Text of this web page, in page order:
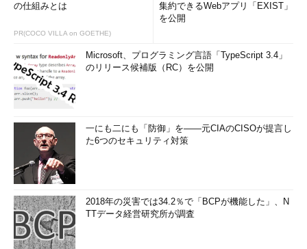
の仕組みとは
PR(COCO VILLA on GOETHE)
集約できるWebアプリ「EXIST」
を公開
Microsoft、プログラミング言語「TypeScript 3.4」
のリリース候補版（RC）を公開
一にも二にも「防御」を――元CIAのCISOが提言し
た6つのセキュリティ対策
2018年の災害では34.2％で「BCPが機能した」、N
TTデータ経営研究所が調査